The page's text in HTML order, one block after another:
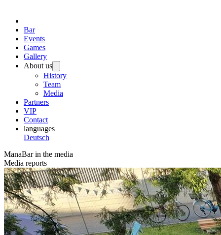
Bar
Events
Games
Gallery
About us
History
Team
Media
Partners
VIP
Contact
languages
Deutsch
ManaBar in the media
Media reports